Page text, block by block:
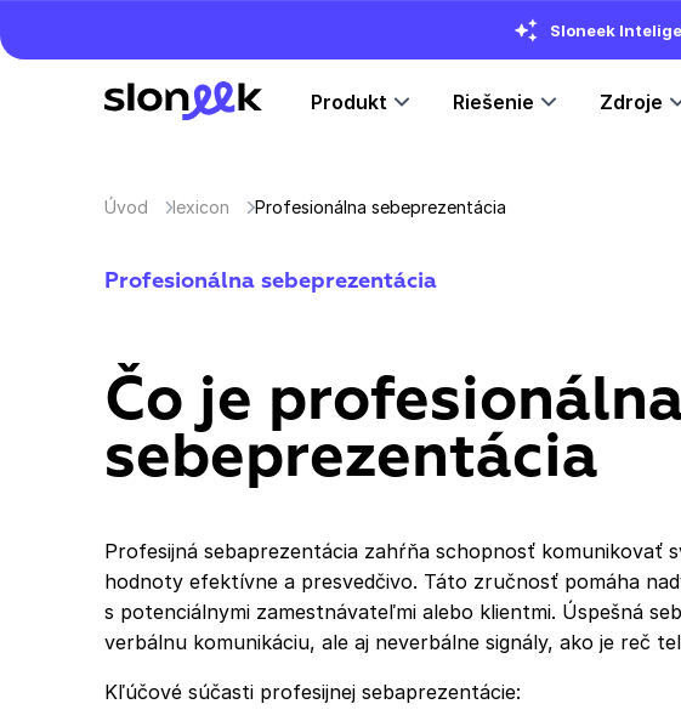
Sloneek
Produkt Riešenie Zdroje
Úvod lexicon Profesionálna sebeprezentácia
Profesionálna sebeprezentácia
Čo je
sebeprezentácia
Profesijná sebaprezentácia zahŕňa schopnosť komunikovať
hodnoty efektívne a presvedčivo. Táto zručnosť pomáha
s potenciálnymi zamestnávateľmi alebo klientmi. Úspešná
verbálnu komunikáciu, ale aj neverbálne signály, ako je reč
Kľúčové súčasti profesijnej sebaprezentácie: